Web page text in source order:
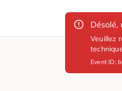
Désolé,
Veuillez
Event ID: